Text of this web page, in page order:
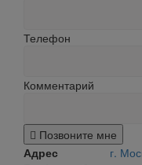
Телефон
Комментарий
Позвоните мне
Адрес
г.